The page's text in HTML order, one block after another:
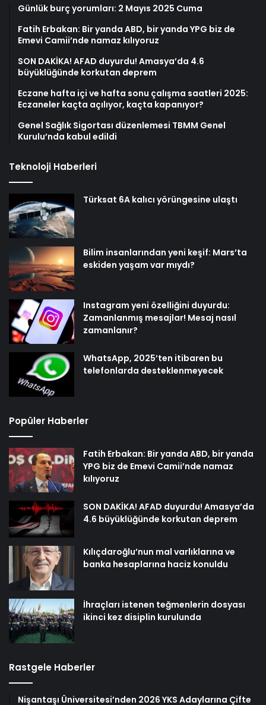
Günlük burç yorumları: 2 Mayıs 2025 Cuma
Fatih Erbakan: Bir yanda ABD, bir yanda YPG biz de
Emevi Camii’nde namaz kılıyoruz
SON DAKİKA! AFAD duyurdu! Amasya’da 4.6
büyüklüğünde korkutan deprem
Eczane hafta içi ve hafta sonu çalışma saatleri 2025:
Eczaneler kaçta açılıyor, kaçta kapanıyor?
Genel Sağlık Sigortası düzenlemesi TBMM Genel
Kurulu’nda kabul edildi
Teknoloji Haberleri
Türksat 6A kalıcı yörüngesine ulaştı
Bilim insanlarından yeni keşif: Mars’ta
eskiden yaşam var mıydı?
Instagram yeni özelliğini duyurdu:
Zamanlanmış mesajlar! Mesaj nasıl
zamanlanır?
WhatsApp, 2025’ten itibaren bu
telefonlarda desteklenmeyecek
Popüler Haberler
Fatih Erbakan: Bir yanda ABD, bir yanda
YPG biz de Emevi Camii’nde namaz
kılıyoruz
SON DAKİKA! AFAD duyurdu! Amasya’da
4.6 büyüklüğünde korkutan deprem
Kılıçdaroğlu’nun mal varlıklarına ve
banka hesaplarına haciz konuldu
İhraçları istenen teğmenlerin dosyası
ikinci kez disiplin kurulunda
Rastgele Haberler
Nişantaşı Üniversitesi’nden 2026 YKS Adaylarına Çifte